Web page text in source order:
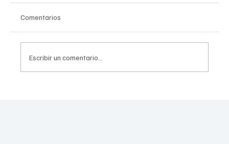
Comentarios
Escribir un comentario...